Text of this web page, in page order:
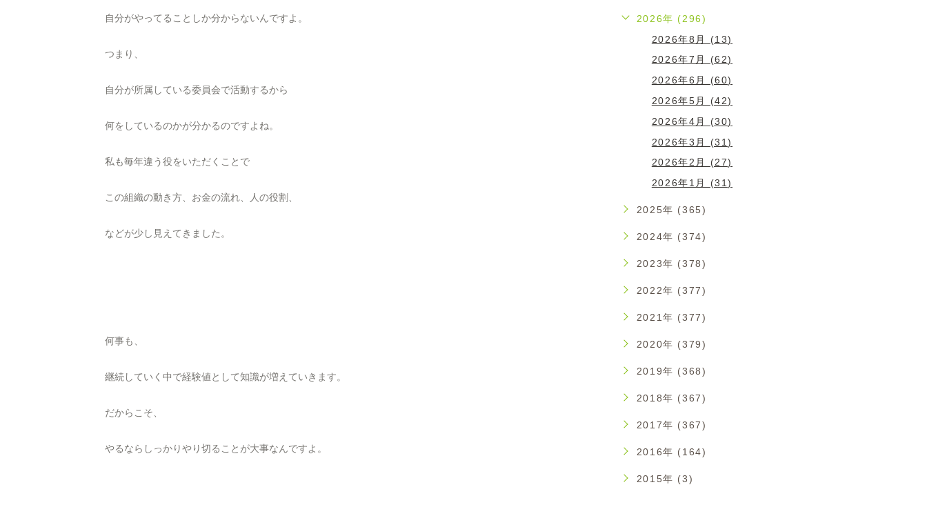
自分がやってることしか分からないんですよ。
つまり、
自分が所属している委員会で活動するから
何をしているのかが分かるのですよね。
私も毎年違う役をいただくことで
この組織の動き方、お金の流れ、人の役割、
などが少し見えてきました。
何事も、
継続していく中で経験値として知識が増えていきます。
だからこそ、
やるならしっかりやり切ることが大事なんですよ。
2026年 (296)
2026年8月 (13)
2026年7月 (62)
2026年6月 (60)
2026年5月 (42)
2026年4月 (30)
2026年3月 (31)
2026年2月 (27)
2026年1月 (31)
2025年 (365)
2024年 (374)
2023年 (378)
2022年 (377)
2021年 (377)
2020年 (379)
2019年 (368)
2018年 (367)
2017年 (367)
2016年 (164)
2015年 (3)